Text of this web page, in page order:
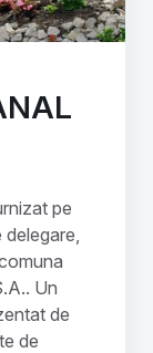
pe
Un
de
de